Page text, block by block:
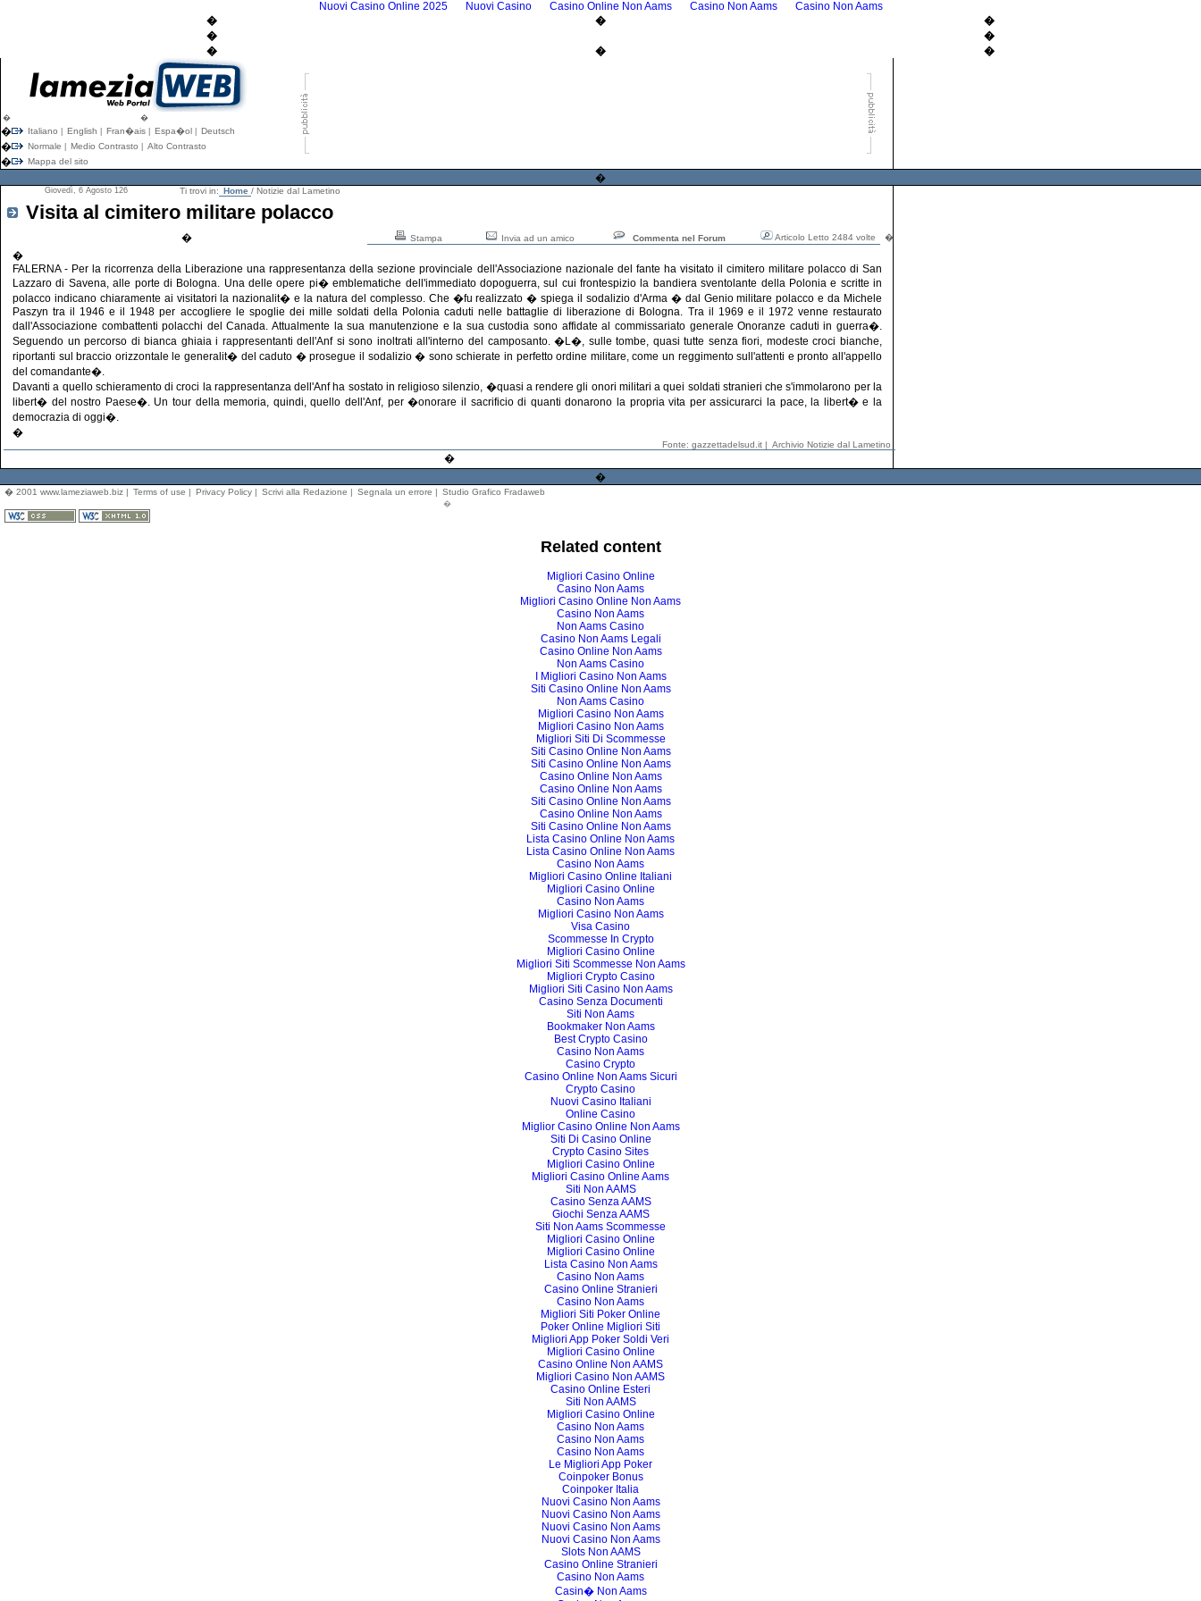
Nuovi Casino Online 2025 Nuovi Casino Casino Online Non Aams Casino Non Aams
Casino Non Aams
�
�
�
�
�
�
� �
� �
� Italiano English Fran�ais Espa�ol Deutsch
� Normale Medio Contrasto Alto Contrasto
� Mappa del sito
�
Giovedì, 6 Agosto 126 Ti trovi in: Home / Notizie dal Lametino
Visita al cimitero militare polacco
� Stampa Invia ad un amico Commenta nel Forum Articolo Letto 2484 volte �
�
FALERNA - Per la ricorrenza della Liberazione una rappresentanza della sezione provinciale dell'Associazione nazionale del fante ha visitato il cimitero militare polacco di San
Lazzaro di Savena, alle porte di Bologna. Una delle opere pi� emblematiche dell'immediato dopoguerra, sul cui frontespizio la bandiera sventolante della Polonia e scritte in
polacco indicano chiaramente ai visitatori la nazionalit� e la natura del complesso. Che �fu realizzato � spiega il sodalizio d'Arma � dal Genio militare polacco e da Michele
Paszyn tra il 1946 e il 1948 per accogliere le spoglie dei mille soldati della Polonia caduti nelle battaglie di liberazione di Bologna. Tra il 1969 e il 1972 venne restaurato
dall'Associazione combattenti polacchi del Canada. Attualmente la sua manutenzione e la sua custodia sono affidate al commissariato generale Onoranze caduti in guerra�.
Seguendo un percorso di bianca ghiaia i rappresentanti dell'Anf si sono inoltrati all'interno del camposanto. �L�, sulle tombe, quasi tutte senza fiori, modeste croci bianche,
riportanti sul braccio orizzontale le generalit� del caduto � prosegue il sodalizio � sono schierate in perfetto ordine militare, come un reggimento sull'attenti e pronto all'appello
del comandante�.
Davanti a quello schieramento di croci la rappresentanza dell'Anf ha sostato in religioso silenzio, �quasi a rendere gli onori militari a quei soldati stranieri che s'immolarono per la
libert� del nostro Paese�. Un tour della memoria, quindi, quello dell'Anf, per �onorare il sacrificio di quanti donarono la propria vita per assicurarci la pace, la libert� e la
democrazia di oggi�.
�
Fonte: gazzettadelsud.it | Archivio Notizie dal Lametino
�
�
� 2001 www.lameziaweb.biz | Terms of use | Privacy Policy | Scrivi alla Redazione | Segnala un errore | Studio Grafico Fradaweb
�
Related content
Migliori Casino Online
Casino Non Aams
Migliori Casino Online Non Aams
Casino Non Aams
Non Aams Casino
Casino Non Aams Legali
Casino Online Non Aams
Non Aams Casino
I Migliori Casino Non Aams
Siti Casino Online Non Aams
Non Aams Casino
Migliori Casino Non Aams
Migliori Casino Non Aams
Migliori Siti Di Scommesse
Siti Casino Online Non Aams
Siti Casino Online Non Aams
Casino Online Non Aams
Casino Online Non Aams
Siti Casino Online Non Aams
Casino Online Non Aams
Siti Casino Online Non Aams
Lista Casino Online Non Aams
Lista Casino Online Non Aams
Casino Non Aams
Migliori Casino Online Italiani
Migliori Casino Online
Casino Non Aams
Migliori Casino Non Aams
Visa Casino
Scommesse In Crypto
Migliori Casino Online
Migliori Siti Scommesse Non Aams
Migliori Crypto Casino
Migliori Siti Casino Non Aams
Casino Senza Documenti
Siti Non Aams
Bookmaker Non Aams
Best Crypto Casino
Casino Non Aams
Casino Crypto
Casino Online Non Aams Sicuri
Crypto Casino
Nuovi Casino Italiani
Online Casino
Miglior Casino Online Non Aams
Siti Di Casino Online
Crypto Casino Sites
Migliori Casino Online
Migliori Casino Online Aams
Siti Non AAMS
Casino Senza AAMS
Giochi Senza AAMS
Siti Non Aams Scommesse
Migliori Casino Online
Migliori Casino Online
Lista Casino Non Aams
Casino Non Aams
Casino Online Stranieri
Casino Non Aams
Migliori Siti Poker Online
Poker Online Migliori Siti
Migliori App Poker Soldi Veri
Migliori Casino Online
Casino Online Non AAMS
Migliori Casino Non AAMS
Casino Online Esteri
Siti Non AAMS
Migliori Casino Online
Casino Non Aams
Casino Non Aams
Casino Non Aams
Le Migliori App Poker
Coinpoker Bonus
Coinpoker Italia
Nuovi Casino Non Aams
Nuovi Casino Non Aams
Nuovi Casino Non Aams
Nuovi Casino Non Aams
Slots Non AAMS
Casino Online Stranieri
Casino Non Aams
Casin� Non Aams